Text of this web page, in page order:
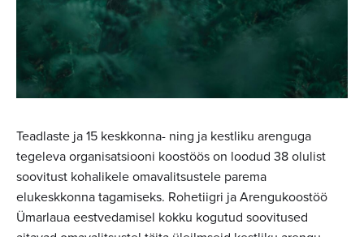
Teadlaste ja 15 keskkonna- ning ja kestliku arenguga
tegeleva organisatsiooni koostöös on loodud 38 olulist
soovitust kohalikele omavalitsustele parema
elukeskkonna tagamiseks. Rohetiigri ja Arengukoostöö
Ümarlaua eestvedamisel kokku kogutud soovitused